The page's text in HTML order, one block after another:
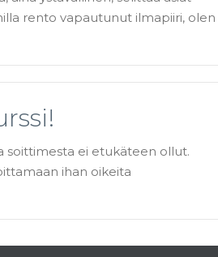
rento vapautunut ilmapiiri, olen
soittimesta ei etukäteen ollut.
ihan oikeita